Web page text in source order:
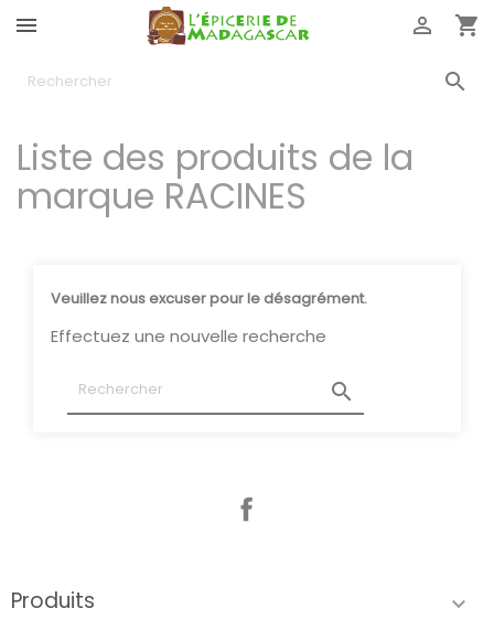
 


Liste des produits de la
marque RACINES
Veuillez nous excuser pour le désagrément.
Effectuez une nouvelle recherche

Produits 